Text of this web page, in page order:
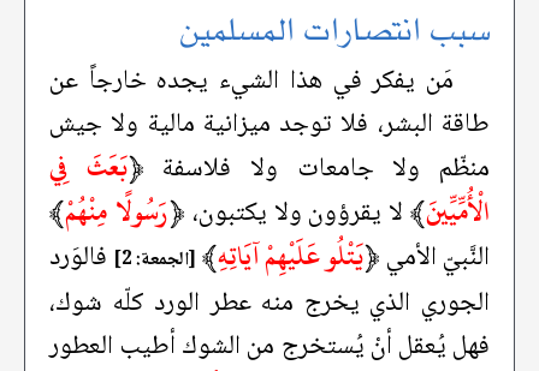
سبب انتصارات المسلمين
مَن يفكر في هذا الشيء يجده خارجاً عن
طاقة البشر، فلا توجد ميزانية مالية ولا جيش
منظّم ولا جامعات ولا فلاسفة ﴿بَعَثَ فِي
الْأُمِّيِّينَ﴾لا يقرؤون ولا يكتبون، ﴿رَسُولًا مِنْهُمْ﴾
النَّبيّ الأمي﴿يَتْلُو عَلَيْهِمْ آيَاتِهِ﴾ [الجمعة: 2]
فالوَرد
الجوري الذي يخرج منه عطر الورد كلّه شوك،
فهل يُعقل أنْ يُستخرج من الشوك أطيب العطور